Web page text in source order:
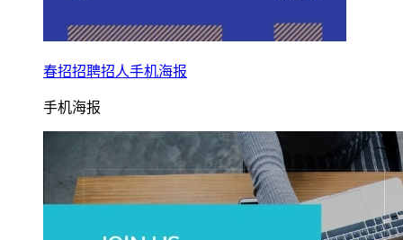
春招招聘招人手机海报
手机海报